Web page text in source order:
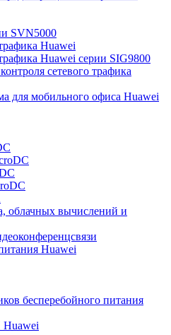
SVN5000
Huawei
Huawei серии SIG9800
сетевого трафика
для мобильного офиса Huawei
облачных вычислений и
Huawei
бесперебойного питания